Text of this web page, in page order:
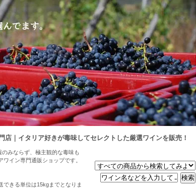
｜イタリア好きが毒味してセレクトした厳選ワインを販売！
みならず、極主観的な毒味も
イン専門通販ショップです。
できる単位は15kgまでとなりま